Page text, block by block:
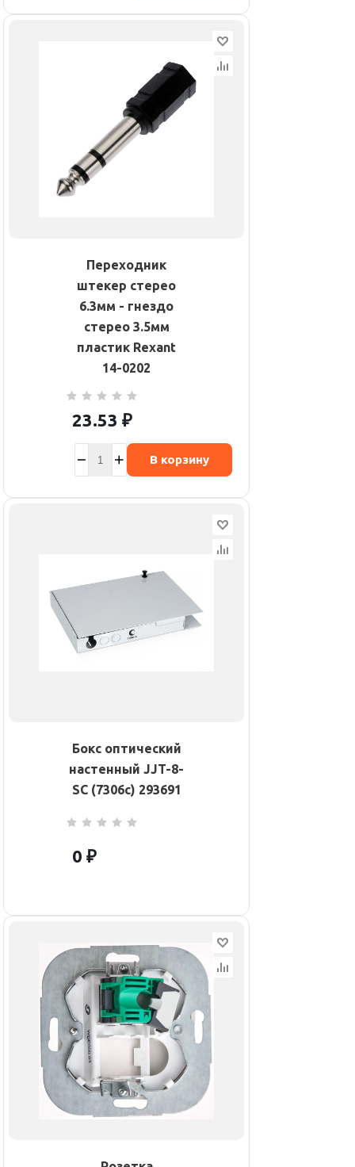
Переходник
штекер стерео
6.3мм - гнездо
стерео 3.5мм
пластик Rexant
14-0202
23.53 ₽
В корзину
Бокс оптический
настенный JJT-8-
SC (7306c) 293691
0 ₽